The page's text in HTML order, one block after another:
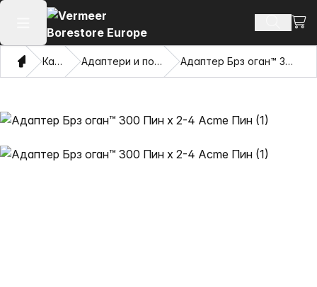
Отвори го главното мени
ДомаКаталог Адаптери и повлекувачки очи Адаптер Брз оган™ 300 Пин x 2-4 Acme Пин